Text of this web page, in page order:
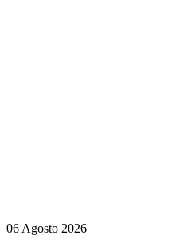
06 Agosto 2026